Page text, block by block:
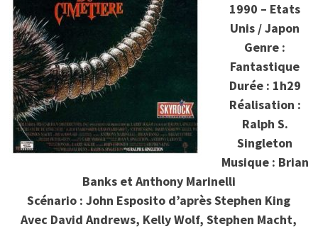
1990 – Etats
Unis / Japon
Genre :
Fantastique
Durée : 1h29
Réalisation :
Ralph S.
Singleton
Musique : Brian
Banks et Anthony Marinelli
Scénario : John Esposito d’après Stephen King
Avec David Andrews, Kelly Wolf, Stephen Macht,